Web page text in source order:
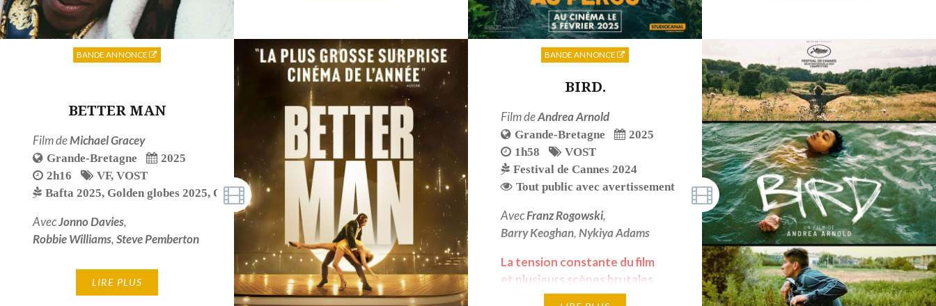
BETTER MAN
Film deMichael Gracey
Grande-Bretagne
2025
2h16
VF,VOST
Bafta 2025, Golden globes 2025, Oscars 2025
AvecJonno Davies,
Robbie Williams,Steve Pemberton
LIRE PLUS
BANDE ANNONCE
BIRD.
Film deAndrea Arnold
Grande-Bretagne
2025
1h58
VOST
Festival de Cannes 2024
Tout public avec avertissement
AvecFranz Rogowski,
Barry Keoghan,Nykiya Adams
La tension constante du film
et plusieurs scènes brutales
dont une très réaliste de
BANDE ANNONCE